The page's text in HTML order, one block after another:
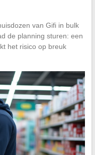
van Gifi in bulk
de planning sturen: een
het risico op breuk